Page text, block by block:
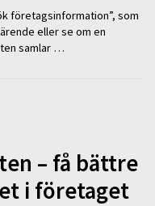
företagsinformation”, som
eller se om en
samlar …
– få bättre
i företaget